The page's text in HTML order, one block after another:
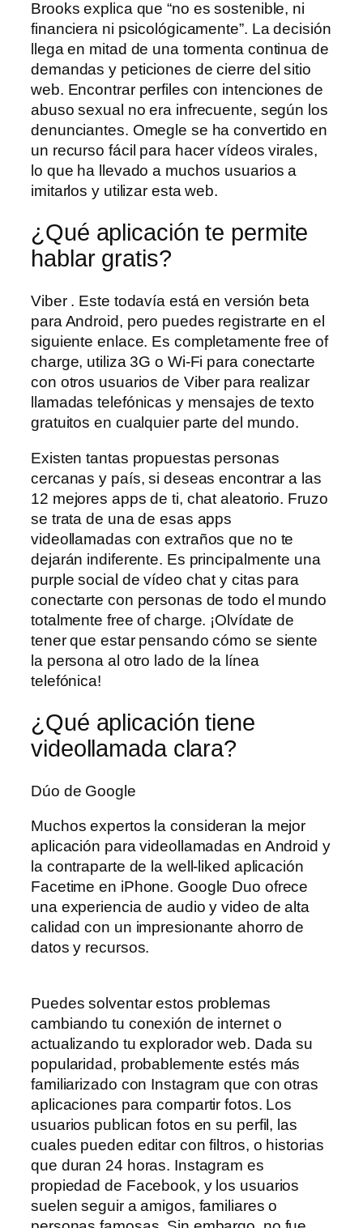
Brooks explica que “no es sostenible, ni
financiera ni psicológicamente”. La decisión
llega en mitad de una tormenta continua de
demandas y peticiones de cierre del sitio
web. Encontrar perfiles con intenciones de
abuso sexual no era infrecuente, según los
denunciantes. Omegle se ha convertido en
un recurso fácil para hacer vídeos virales,
lo que ha llevado a muchos usuarios a
imitarlos y utilizar esta web.
¿Qué aplicación te permite
hablar gratis?
Viber . Este todavía está en versión beta
para Android, pero puedes registrarte en el
siguiente enlace. Es completamente free of
charge, utiliza 3G o Wi-Fi para conectarte
con otros usuarios de Viber para realizar
llamadas telefónicas y mensajes de texto
gratuitos en cualquier parte del mundo.
Existen tantas propuestas personas
cercanas y país, si deseas encontrar a las
12 mejores apps de ti, chat aleatorio. Fruzo
se trata de una de esas apps
videollamadas con extraños que no te
dejarán indiferente. Es principalmente una
purple social de vídeo chat y citas para
conectarte con personas de todo el mundo
totalmente free of charge. ¡Olvídate de
tener que estar pensando cómo se siente
la persona al otro lado de la línea
telefónica!
¿Qué aplicación tiene
videollamada clara?
Dúo de Google
Muchos expertos la consideran la mejor
aplicación para videollamadas en Android y
la contraparte de la well-liked aplicación
Facetime en iPhone. Google Duo ofrece
una experiencia de audio y video de alta
calidad con un impresionante ahorro de
datos y recursos.
Puedes solventar estos problemas
cambiando tu conexión de internet o
actualizando tu explorador web. Dada su
popularidad, probablemente estés más
familiarizado con Instagram que con otras
aplicaciones para compartir fotos. Los
usuarios publican fotos en su perfil, las
cuales pueden editar con filtros, o historias
que duran 24 horas. Instagram es
propiedad de Facebook, y los usuarios
suelen seguir a amigos, familiares o